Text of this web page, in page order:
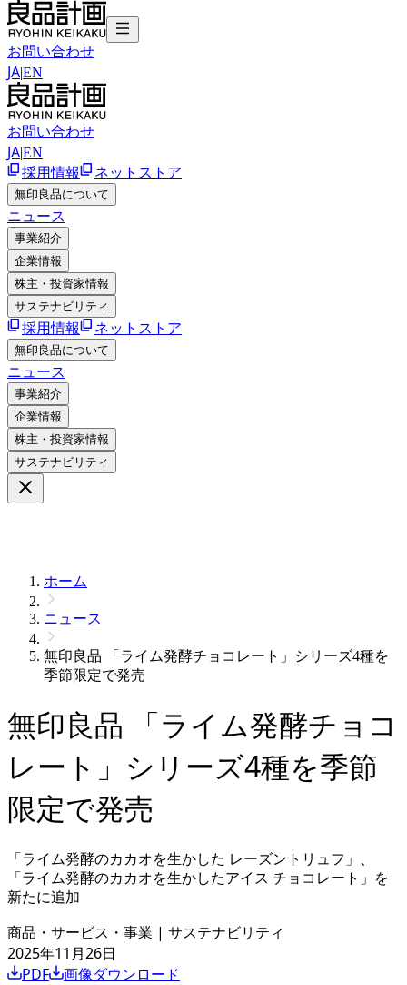
お問い合わせ
JA|EN
お問い合わせ
JA|EN
採用情報 ネットストア
無印良品について
ニュース
事業紹介
企業情報
株主・投資家情報
サステナビリティ
採用情報 ネットストア
無印良品について
ニュース
事業紹介
企業情報
株主・投資家情報
サステナビリティ
ホーム
ニュース
無印良品 「ライム発酵チョコレート」シリーズ4種を
季節限定で発売
無印良品 「ライム発酵チョコ
レート」シリーズ4種を季節
限定で発売
「ライム発酵のカカオを生かした レーズントリュフ」、
「ライム発酵のカカオを生かしたアイス チョコレート」を
新たに追加
商品・サービス・事業 | サステナビリティ
2025年11月26日
PDF
画像ダウンロード